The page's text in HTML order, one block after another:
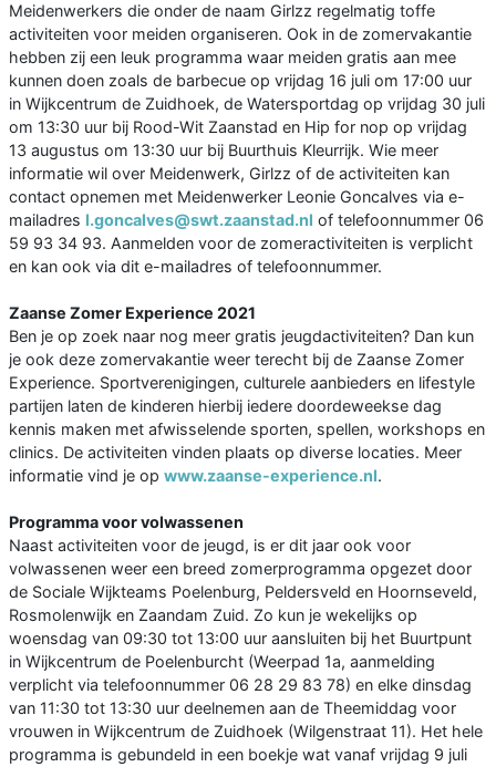
Meidenwerkers die onder de naam Girlzz regelmatig toffe
activiteiten voor meiden organiseren. Ook in de zomervakantie
hebben zij een leuk programma waar meiden gratis aan mee
kunnen doen zoals de barbecue op vrijdag 16 juli om 17:00 uur
in Wijkcentrum de Zuidhoek, de Watersportdag op vrijdag 30 juli
om 13:30 uur bij Rood-Wit Zaanstad en Hip for nop op vrijdag
13 augustus om 13:30 uur bij Buurthuis Kleurrijk. Wie meer
informatie wil over Meidenwerk, Girlzz of de activiteiten kan
contact opnemen met Meidenwerker Leonie Goncalves via e-
mailadres l.goncalves@swt.zaanstad.nl of telefoonnummer 06
59 93 34 93. Aanmelden voor de zomeractiviteiten is verplicht
en kan ook via dit e-mailadres of telefoonnummer.
Zaanse Zomer Experience 2021
Ben je op zoek naar nog meer gratis jeugdactiviteiten? Dan kun
je ook deze zomervakantie weer terecht bij de Zaanse Zomer
Experience. Sportverenigingen, culturele aanbieders en lifestyle
partijen laten de kinderen hierbij iedere doordeweekse dag
kennis maken met afwisselende sporten, spellen, workshops en
clinics. De activiteiten vinden plaats op diverse locaties. Meer
informatie vind je op www.zaanse-experience.nl.
Programma voor volwassenen
Naast activiteiten voor de jeugd, is er dit jaar ook voor
volwassenen weer een breed zomerprogramma opgezet door
de Sociale Wijkteams Poelenburg, Peldersveld en Hoornseveld,
Rosmolenwijk en Zaandam Zuid. Zo kun je wekelijks op
woensdag van 09:30 tot 13:00 uur aansluiten bij het Buurtpunt
in Wijkcentrum de Poelenburcht (Weerpad 1a, aanmelding
verplicht via telefoonnummer 06 28 29 83 78) en elke dinsdag
van 11:30 tot 13:30 uur deelnemen aan de Theemiddag voor
vrouwen in Wijkcentrum de Zuidhoek (Wilgenstraat 11). Het hele
programma is gebundeld in een boekje wat vanaf vrijdag 9 juli